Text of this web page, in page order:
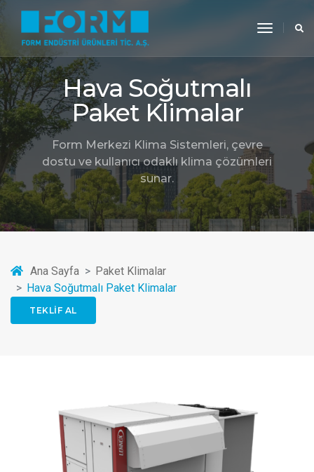
toggle
Hava Soğutmalı
Paket Klimalar
Form Merkezi Klima Sistemleri, çevre
dostu ve kullanıcı odaklı klima çözümleri
sunar.
Ana Sayfa
Paket Klimalar
Hava Soğutmalı Paket Klimalar
TEKLIF AL